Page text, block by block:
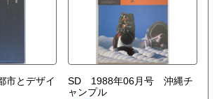
とデザイ
SD 1988年06月号 沖縄チ
ャンプル